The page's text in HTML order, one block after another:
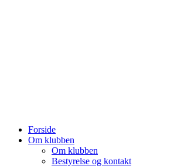
Forside
Om klubben
Om klubben
Bestyrelse og kontakt